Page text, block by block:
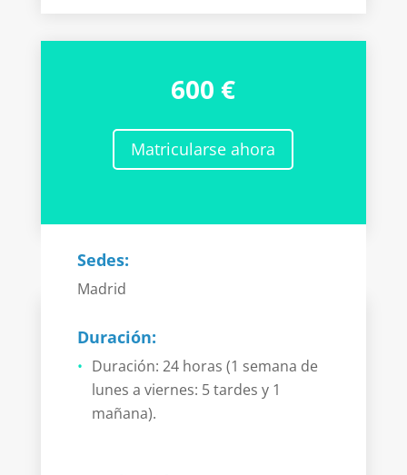
600 €
Matricularse ahora
Sedes:
Madrid
Duración:
Duración: 24 horas (1 semana de
lunes a viernes: 5 tardes y 1
mañana).